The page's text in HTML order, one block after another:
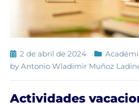
2 de abril de 2024
by Antonio Wladimir Muñoz
Actividades